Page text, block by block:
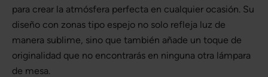
para crear la atmósfera perfecta en cualquier ocasión. Su
diseño con zonas tipo espejo no solo refleja luz de
manera sublime, sino que también añade un toque de
originalidad que no encontrarás en ninguna otra lámpara
de mesa.